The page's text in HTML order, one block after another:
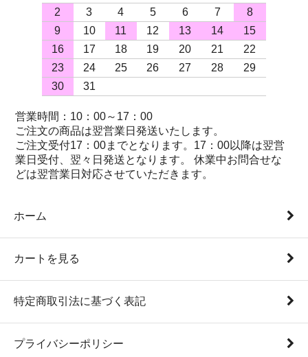
2
3 4 5 6 7
8
9
10 11 12 13 14
15
16
17 18 19 20 21
22
23
24 25 26 27 28
29
30
31
営業時間：10：00～17：00
ご注文の商品は翌営業日発送いたします。
ご注文受付17：00までとなります。17：00以降は翌営
業日受付、翌々日発送となります。 休業中お問合せな
どは翌営業日対応させていただきます。
ホーム
カートを見る
特定商取引法に基づく表記
プライバシーポリシー